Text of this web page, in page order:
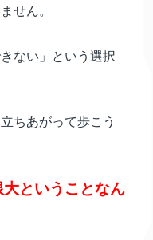
せん。
ない」という選択
ちあがって歩こう
ということなん